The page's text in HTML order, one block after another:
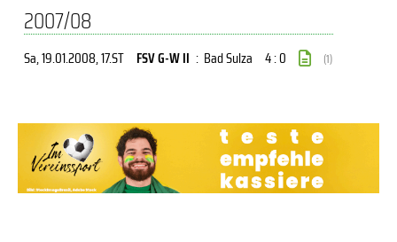
2007/08
Sa, 19.01.2008, 17.ST FSV G-W II : Bad Sulza 4 : 0 (1)